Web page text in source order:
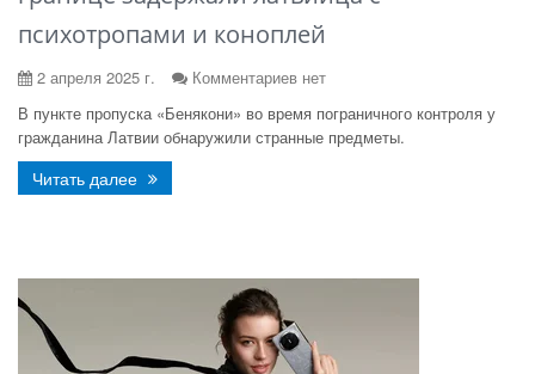
психотропами и коноплей
2 апреля 2025 г.
Комментариев нет
В пункте пропуска «Бенякони» во время пограничного контроля у
гражданина Латвии обнаружили странные предметы.
Читать далее